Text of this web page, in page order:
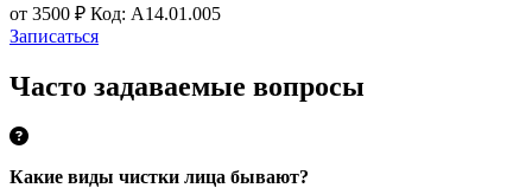
от 3500 ₽ Код: A14.01.005
Записаться
Часто задаваемые вопросы
Какие виды чистки лица бывают?